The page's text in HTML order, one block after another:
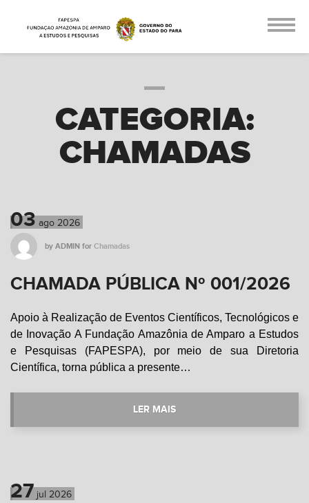
CATEGORIA:
CHAMADAS
03 ago 2026
by ADMIN for Chamadas
CHAMADA PÚBLICA Nº 001/2026
Apoio à Realização de Eventos Científicos, Tecnológicos e
de Inovação A Fundação Amazônia de Amparo a Estudos
e Pesquisas (FAPESPA), por meio de sua Diretoria
Científica, torna pública a presente…
LER MAIS
27 jul 2026